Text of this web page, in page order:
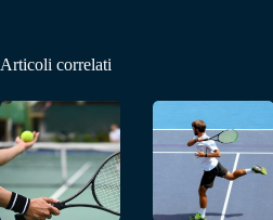
Articoli correlati